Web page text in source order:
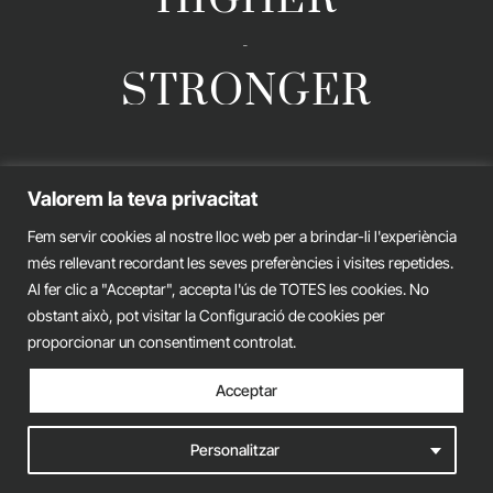
Valorem la teva privacitat
Fem servir cookies al nostre lloc web per a brindar-li l'experiència
més rellevant recordant les seves preferències i visites repetides.
Al fer clic a "Acceptar", accepta l'ús de TOTES les cookies. No
obstant això, pot visitar la Configuració de cookies per
proporcionar un consentiment controlat.
Personalitzar
Acceptar
-
STRONGER
Legal advicePrivacy policyCookies policy
iònic.web